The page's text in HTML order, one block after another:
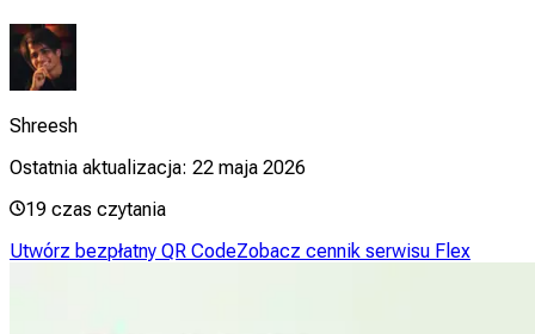
Shreesh
Ostatnia aktualizacja: 22 maja 2026
19 czas czytania
Utwórz bezpłatny QR CodeZobacz cennik serwisu Flex